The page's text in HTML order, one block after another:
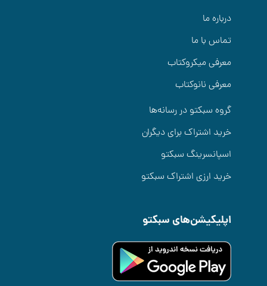
درباره ما
تماس با ما
معرفی میکروکتاب
معرفی نانوکتاب
گروه سبکتو در رسانه‌ها
خرید اشتراک برای دیگران
اسپانسرینگ سبکتو
خرید ارزی اشتراک سبکتو
اپلیکیشن‌های سبکتو